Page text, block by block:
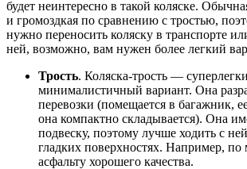
будет неинтересно в такой коляске.
и громоздкая по сравнению с тростью,
нужно переносить коляску в транспорте
ней, возможно, вам нужен более легкий
Трость. Коляска-трость —
минималистичный вариант. Она
перевозки (помещается в багажник,
она компактно складывается). Она
подвеску, поэтому лучше ходить с
гладких поверхностях. Например, по
асфальту хорошего качества.